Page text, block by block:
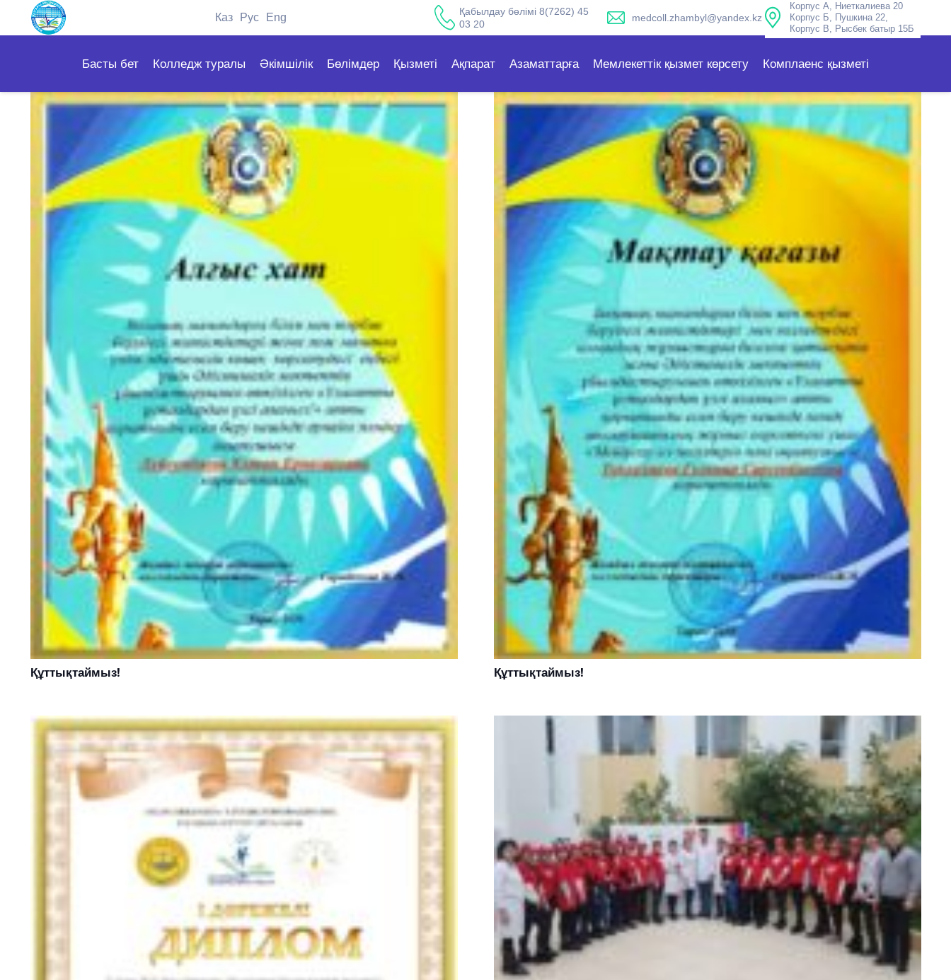
Каз Рус Eng
Қабылдау бөлімі 8(7262) 45
03 20
medcoll.zhambyl@yandex.kz
Корпус А, Ниеткалиева 20
Корпус Б, Пушкина 22,
Корпус В, Рысбек батыр 15Б
Басты бет Колледж туралы Әкімшілік Бөлімдер Қызметі Ақпарат Азаматтарға Мемлекеттік қызмет көрсету Комплаенс қызметі
Құттықтаймыз! Құттықтаймыз!